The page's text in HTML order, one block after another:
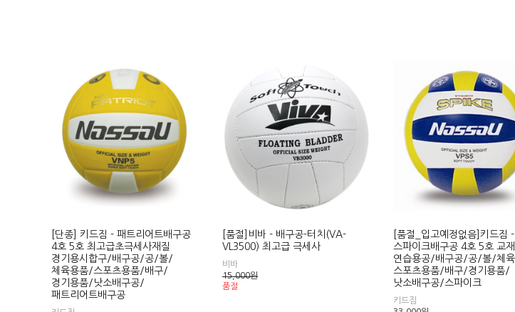
[단종] 키드짐 - 패트리어트배구공
4호 5호 최고급초극세사재질
경기용시합구/배구공/공/볼/
체육용품/스포츠용품/배구/
경기용품/낫소배구공/
패트리어트배구공
[품절]비바 - 배구공-터치(VA-
VL3500) 최고급 극세사
비바
15,000원
품절
[품절_입고예정없음]키드짐 -
스파이크배구공 4호 5호 교
연습용공/배구공/공/볼/체
스포츠용품/배구/경기용품/
낫소배구공/스파이크
키드짐